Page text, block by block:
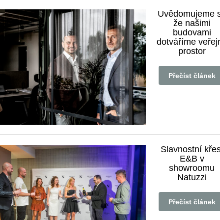
Uvědomujeme
že našimi
budovami
dotváříme
prostor
Přečíst článek
Slavnostní
E&B v
showroomu
Natuzzi
Přečíst článek